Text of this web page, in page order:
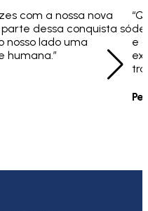
com a nossa nova
dessa conquista só
nosso lado uma
humana.”
e